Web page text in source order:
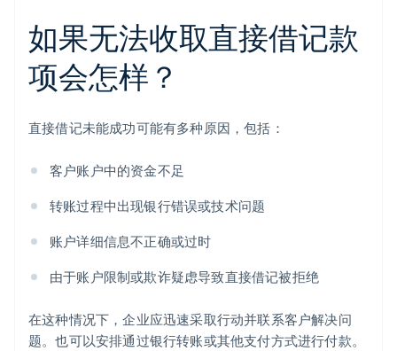
如果无法收取直接借记款
项会怎样？
直接借记未能成功可能有多种原因，包括：
客户账户中的资金不足
转账过程中出现银行错误或技术问题
账户详细信息不正确或过时
由于账户限制或欺诈疑虑导致直接借记被拒绝
在这种情况下，企业应迅速采取行动并联系客户解决问
题。也可以安排通过银行转账或其他支付方式进行付款。